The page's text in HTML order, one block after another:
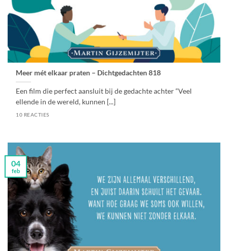
Meer mét elkaar praten – Dichtgedachten 818
Een film die perfect aansluit bij de gedachte achter “Veel
ellende in de wereld, kunnen [...]
10 REACTIES
04
feb